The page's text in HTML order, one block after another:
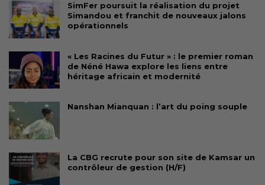
SimFer poursuit la réalisation du projet
Simandou et franchit de nouveaux jalons
opérationnels
« Les Racines du Futur » : le premier roman
de Néné Hawa explore les liens entre
héritage africain et modernité
Nanshan Mianquan : l’art du poing souple
La CBG recrute pour son site de Kamsar un
contrôleur de gestion (H/F)